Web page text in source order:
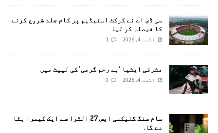
سی ڈی اے نے کرکٹ اسٹیڈیم پر کام جلد شروع کرنے
کا فیصلہ کر لیا
اگست 4, 2026 1
مشرقی ایشیا ‘بے رحم گرمی’ کی لپیٹ میں
اگست 4, 2026 0
سام سنگ گلیکسی ایس 27 الٹرا سے ایک کیمرا ہٹا
دے گا.